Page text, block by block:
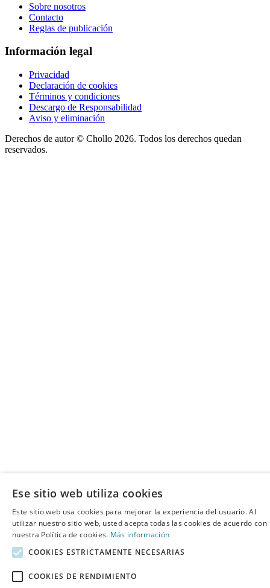
Sobre nosotros
Contacto
Reglas de publicación
Información legal
Privacidad
Declaración de cookies
Términos y condiciones
Descargo de Responsabilidad
Aviso y eliminación
Derechos de autor © Chollo 2026. Todos los derechos quedan
reservados.
Ese sitio web utiliza cookies
Este sitio web usa cookies para mejorar la experiencia del usuario. Al
utilizar nuestro sitio web, usted acepta todas las cookies de acuerdo con
nuestra Política de cookies. Más información
COOKIES ESTRICTAMENTE NECESARIAS
COOKIES DE RENDIMIENTO